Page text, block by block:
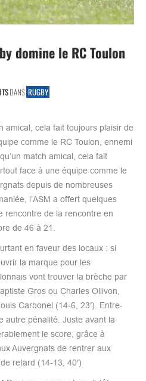
domine le RC Toulon
DANS RUGBY
amical, cela fait toujours plaisir de
comme le RC Toulon, ennemi
match amical, cela fait
face à une équipe comme le
depuis de nombreuses
l’ASM a offert quelques
rencontre de la rencontre en
de 46 à 21.
en faveur des locaux : si
la marque pour les
vont trouver la brèche par
Gros ou Charles Ollivon,
Carbonel (14-6, 23′). Entre-
autre pénalité. Juste avant la
le score, grâce à
Auvergnats de rentrer aux
retard (14-13, 40′)